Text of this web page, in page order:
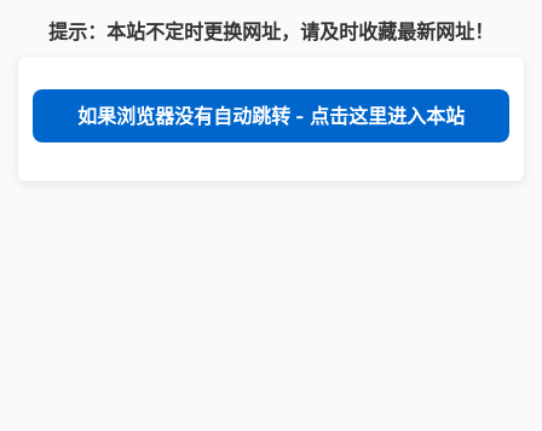
提示：本站不定时更换网址，请及时收藏最新网址！
如果浏览器没有自动跳转 - 点击这里进入本站